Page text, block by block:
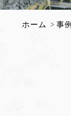
ホーム 事